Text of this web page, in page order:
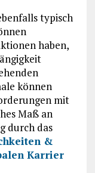
typisch
haben,
können
mit
Maß an
durch das
&
Karrier